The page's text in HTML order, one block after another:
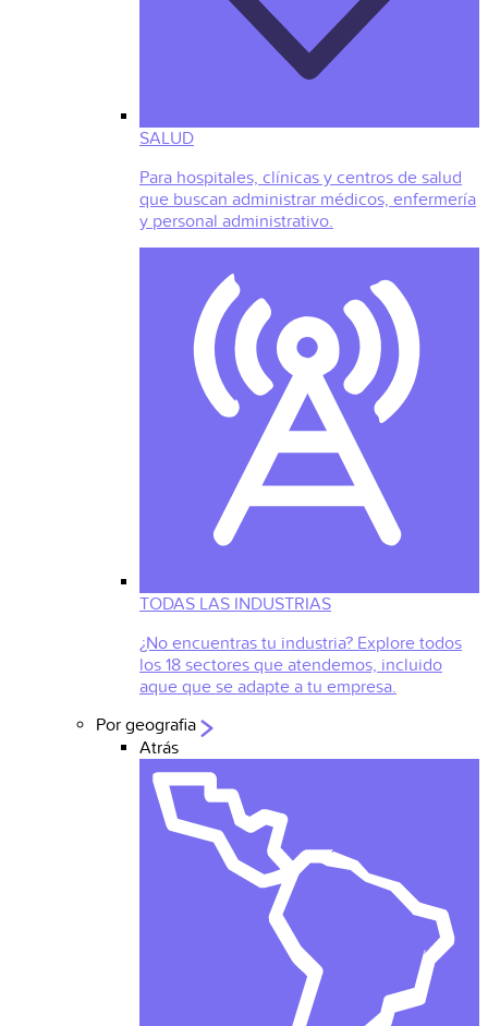
SALUD
Para hospitales, clínicas y centros de salud
que buscan administrar médicos, enfermería
y personal administrativo.
TODAS LAS INDUSTRIAS
¿No encuentras tu industria? Explore todos
los 18 sectores que atendemos, incluido
aque que se adapte a tu empresa.
Por geografia
Atrás